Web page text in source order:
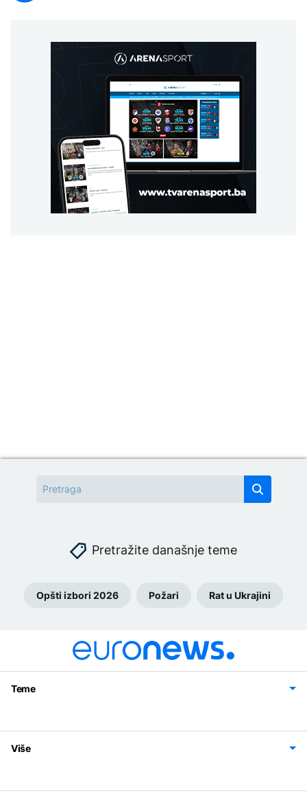
Pretražite današnje teme
Opšti izbori 2026 Požari Rat u Ukrajini
Teme
Svijet
Sport
Magazin
Više
Politika privatnosti
Uslovi korišćenja